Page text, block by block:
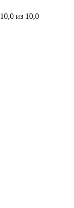
10,0 из 10,0